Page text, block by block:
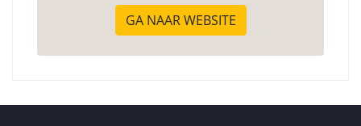
GA NAAR WEBSITE